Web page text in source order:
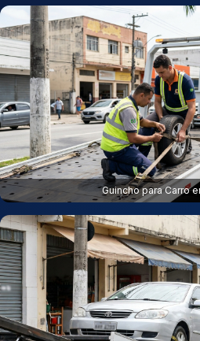
Guincho para Carro